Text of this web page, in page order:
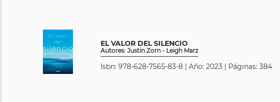
EL VALOR DEL SILENCIO
Autores: Justin Zorn - Leigh Marz
Isbn: 978-628-7565-83-8 | Año: 2023 | Páginas: 384